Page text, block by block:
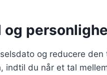
og
og reducere den
du når et tal